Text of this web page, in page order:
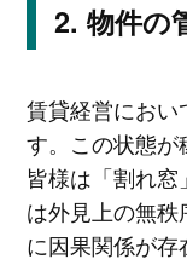
物件の
賃貸経営にお
す。この状態が
皆様は「割れ
は外見上の無
に因果関係が存